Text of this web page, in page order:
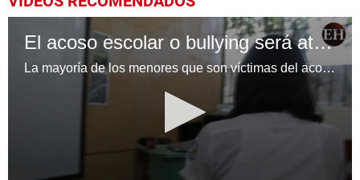
El acoso escolar o bullying será atendido por 34 instituciones
La mayoría de los menores que son víctimas del acoso escolar se encuentran entre los 11 a 15 años